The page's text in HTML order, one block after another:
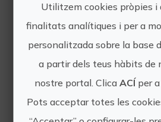
Utilitzem cookies pròpies i
finalitats analítiques i per a
personalitzada sobre la base
a partir dels teus hàbits de
nostre portal. ClicaACÍ per
Pots acceptar totes les